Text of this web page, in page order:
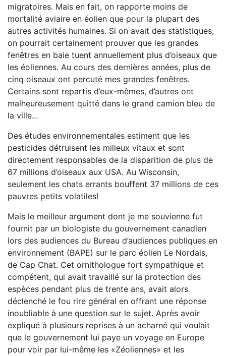
migratoires. Mais en fait, on rapporte moins de
mortalité aviaire en éolien que pour la plupart des
autres activités humaines. Si on avait des statistiques,
on pourrait certainement prouver que les grandes
fenêtres en baie tuent annuellement plus d’oiseaux que
les éoliennes. Au cours des dernières années, plus de
cinq oiseaux ont percuté mes grandes fenêtres.
Certains sont repartis d’eux-mêmes, d’autres ont
malheureusement quitté dans le grand camion bleu de
la ville...
Des études environnementales estiment que les
pesticides détruisent les milieux vitaux et sont
directement responsables de la disparition de plus de
67 millions d’oiseaux aux USA. Au Wisconsin,
seulement les chats errants bouffent 37 millions de ces
pauvres petits volatiles!
Mais le meilleur argument dont je me souvienne fut
fournit par un biologiste du gouvernement canadien
lors des audiences du Bureau d’audiences publiques en
environnement (BAPE) sur le parc éolien Le Nordais,
de Cap Chat. Cet ornithologue fort sympathique et
compétent, qui avait travaillé sur la protection des
espèces pendant plus de trente ans, avait alors
déclenché le fou rire général en offrant une réponse
inoubliable à une question sur le sujet. Après avoir
expliqué à plusieurs reprises à un acharné qui voulait
que le gouvernement lui paye un voyage en Europe
pour voir par lui-même les «Zéoliennes» et les